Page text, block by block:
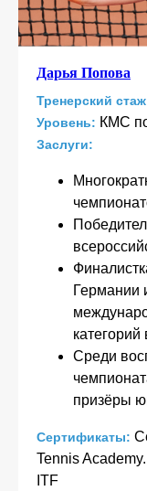
Дарья Попова
Тренерский
Уровень: КМС
Заслуги:
Германии
Среди
призёры
Сертификаты:
Tennis
ITF